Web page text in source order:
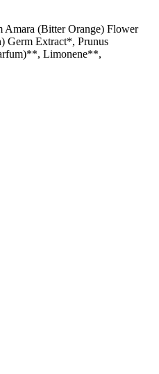
Amara (Bitter Orange) Flower
Germ Extract*, Prunus
Limonene**,